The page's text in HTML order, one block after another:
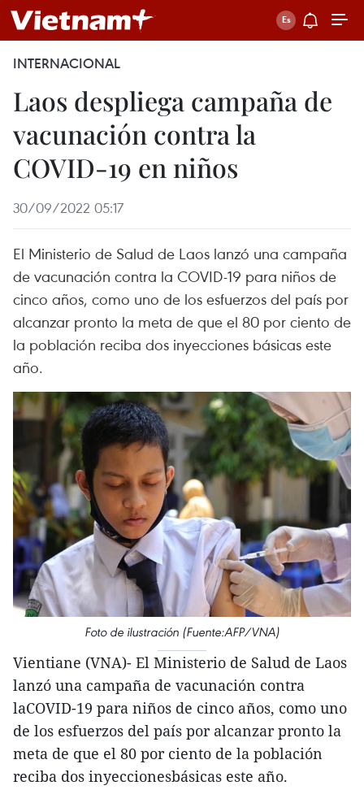
INTERNACIONAL
Laos despliega campaña de
vacunación contra la
COVID-19 en niños
30/09/2022 05:17
El Ministerio de Salud de Laos lanzó una campaña
de vacunación contra la COVID-19 para niños de
cinco años, como uno de los esfuerzos del país por
alcanzar pronto la meta de que el 80 por ciento de
la población reciba dos inyecciones básicas este
año.
Foto de ilustración (Fuente:AFP/VNA)
Vientiane (VNA)- El Ministerio de Salud de Laos
lanzó una campaña de vacunación contra
laCOVID-19 para niños de cinco años, como uno
de los esfuerzos del país por alcanzar pronto la
meta de que el 80 por ciento de la población
reciba dos inyeccionesbásicas este año.